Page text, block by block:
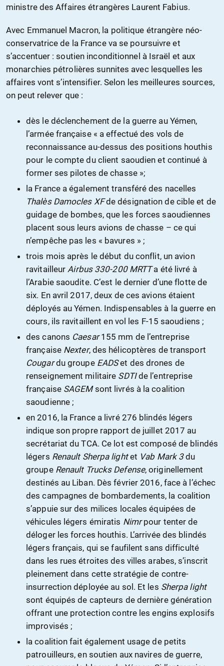
ministre des Affaires étrangères Laurent Fabius.
Avec Emmanuel Macron, la politique étrangère néo-
conservatrice de la France va se poursuivre et
s’accentuer : soutien inconditionnel à Israël et aux
monarchies pétrolières sunnites avec lesquelles les
affaires vont s’intensifier. Selon les meilleures sources,
on peut relever que :
dès le déclenchement de la guerre au Yémen,
l’armée française « a effectué des vols de
reconnaissance au-dessus des positions houthis
pour le compte du client saoudien et continué à
former ses pilotes de chasse »;
la France a également transféré des nacelles
Thalès Damocles XFde désignation de cible et de
guidage de bombes, que les forces saoudiennes
placent sous leurs avions de chasse – ce qui
n’empêche pas les « bavures » ;
trois mois après le début du conflit, un avion
ravitailleurAirbus 330-200 MRTT a été livré à
l’Arabie saoudite. C’est le dernier d’une flotte de
six. En avril 2017, deux de ces avions étaient
déployés au Yémen. Indispensables à la guerre en
cours, ils ravitaillent en vol les F-15 saoudiens ;
des canons Caesar155 mm de l’entreprise
française Nexter, des hélicoptères de transport
Cougardu groupe EADSet des drones de
renseignement militaire SDTIde l’entreprise
française SAGEMsont livrés à la coalition
saoudienne ;
en 2016, la France a livré 276 blindés légers
indique son propre rapport de juillet 2017 au
secrétariat du TCA. Ce lot est composé de blindés
légers Renault Sherpa lightet Vab Mark 3du
groupe Renault Trucks Defense, originellement
destinés au Liban. Dès février 2016, face à l’échec
des campagnes de bombardements, la coalition
s’appuie sur des milices locales équipées de
véhicules légers émiratis Nimrpour tenter de
déloger les forces houthis. L’arrivée des blindés
légers français, qui se faufilent sans difficulté
dans les rues étroites des villes arabes, s’inscrit
pleinement dans cette stratégie de contre-
insurrection déployée au sol. Et les Sherpa light
sont équipés de capteurs de dernière génération
offrant une protection contre les engins explosifs
improvisés ;
la coalition fait également usage de petits
patrouilleurs, en soutien aux navires de guerre,